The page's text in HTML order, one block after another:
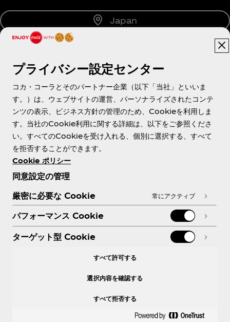
Japan
About us
Need help?
各種ポリシー
プライバシー設定センター
コカ・コーラとそのパートナー企業（以下「当社」といいま
す。）は、ウェブサイトの運営、パーソナライズされたコンテ
ンツの表示、ビジネス方針の管理のため、Cookieを利用しま
す。当社のCookie利用に関する詳細は、以下をご参照くださ
い。すべてのCookieを受け入れる、個別に選択する、すべて
を拒否することができます。
Cookie ポリシー
同意設定の管理
厳密に必要な Cookie
常にアクティブ
パフォーマンス Cookie
ターゲット型 Cookie
すべて許可する
すべて拒否する
選択内容を確認する